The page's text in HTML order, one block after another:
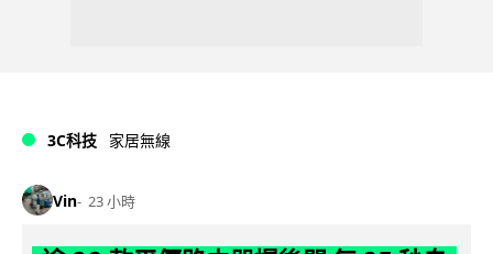
3C科技 家居無線
Vin 23 小時